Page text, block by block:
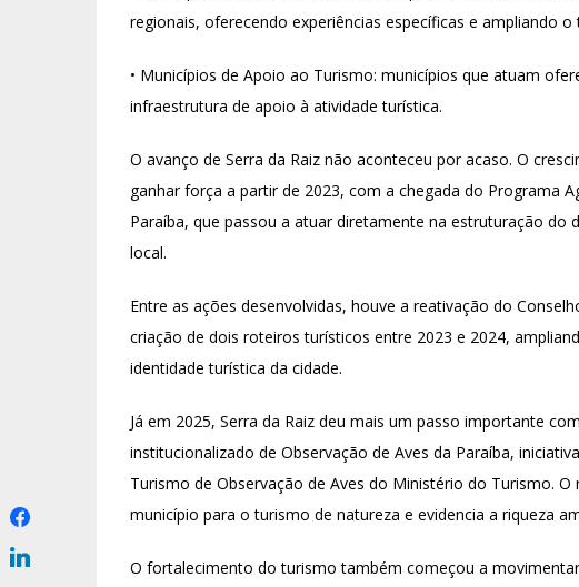
regionais, oferecendo experiências específicas e ampliando
• Municípios de Apoio ao Turismo: municípios que atuam
infraestrutura de apoio à atividade turística.
O avanço de Serra da Raiz não aconteceu por acaso. O
ganhar força a partir de 2023, com a chegada do Programa
Paraíba, que passou a atuar diretamente na estruturação
local.
Entre as ações desenvolvidas, houve a reativação do
criação de dois roteiros turísticos entre 2023 e 2024,
identidade turística da cidade.
Já em 2025, Serra da Raiz deu mais um passo importante
institucionalizado de Observação de Aves da Paraíba,
Turismo de Observação de Aves do Ministério do Turismo.
município para o turismo de natureza e evidencia a riqueza
O fortalecimento do turismo também começou a